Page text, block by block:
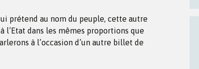
prétend au nom du peuple, cette autre
l’Etat dans les mêmes proportions que
à l’occasion d’un autre billet de